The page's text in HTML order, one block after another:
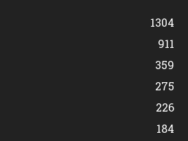
1304
911
359
275
226
184